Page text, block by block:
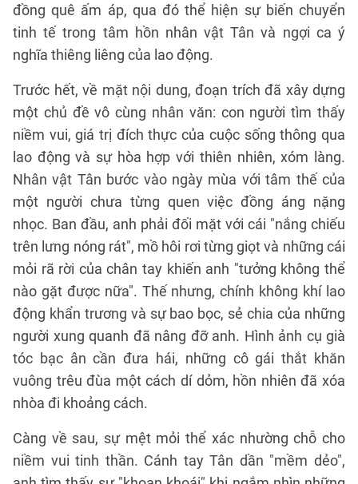
đồng quê ấm áp, qua đó thể hiện sự biến chuyển
tinh tế trong tâm hồn nhân vật Tân và ngợi ca ý
nghĩa thiêng liêng của lao động.
Trước hết, về mặt nội dung, đoạn trích đã xây dựng
một chủ đề vô cùng nhân văn: con người tìm thấy
niềm vui, giá trị đích thực của cuộc sống thông qua
lao động và sự hòa hợp với thiên nhiên, xóm làng.
Nhân vật Tân bước vào ngày mùa với tâm thế của
một người chưa từng quen việc đồng áng nặng
nhọc. Ban đầu, anh phải đối mặt với cái "nắng chiếu
trên lưng nóng rát", mồ hôi rơi từng giọt và những cái
mỏi rã rời của chân tay khiến anh "tưởng không thể
nào gặt được nữa". Thế nhưng, chính không khí lao
động khẩn trương và sự bao bọc, sẻ chia của những
người xung quanh đã nâng đỡ anh. Hình ảnh cụ già
tóc bạc ân cần đưa hái, những cô gái thắt khăn
vuông trêu đùa một cách dí dỏm, hồn nhiên đã xóa
nhòa đi khoảng cách.
Càng về sau, sự mệt mỏi thể xác nhường chỗ cho
niềm vui tinh thần. Cánh tay Tân dần "mềm dẻo",